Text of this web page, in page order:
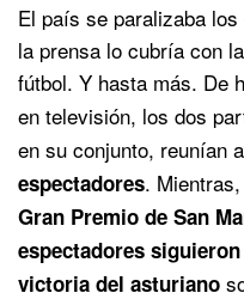
El país se paralizaba
la prensa lo cubría con
fútbol. Y hasta más. De
en televisión, los dos
en su conjunto, reunían
espectadores.
Gran Premio de San
espectadores
victoria del asturiano